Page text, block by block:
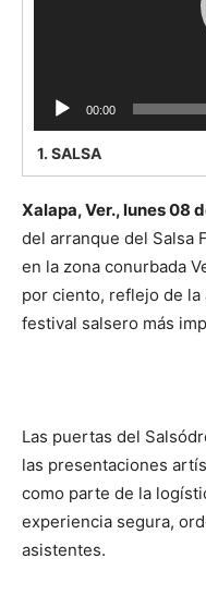
00:00
1. SALSA
Xalapa, Ver., lunes 08
del arranque del Salsa
en la zona conurbada
por ciento, reflejo de la
festival salsero más
Las puertas del
las presentaciones
como parte de la
experiencia segura,
asistentes.